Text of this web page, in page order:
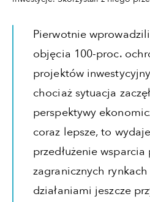
Pierwotnie
objęcia 100-proc.
projektów
chociaż sytuacja
perspektywy
coraz lepsze, to
przedłużenie
zagranicznych
działaniami jeszcze